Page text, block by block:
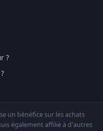
?
un bénéfice sur les achats
également affilié à d'autres